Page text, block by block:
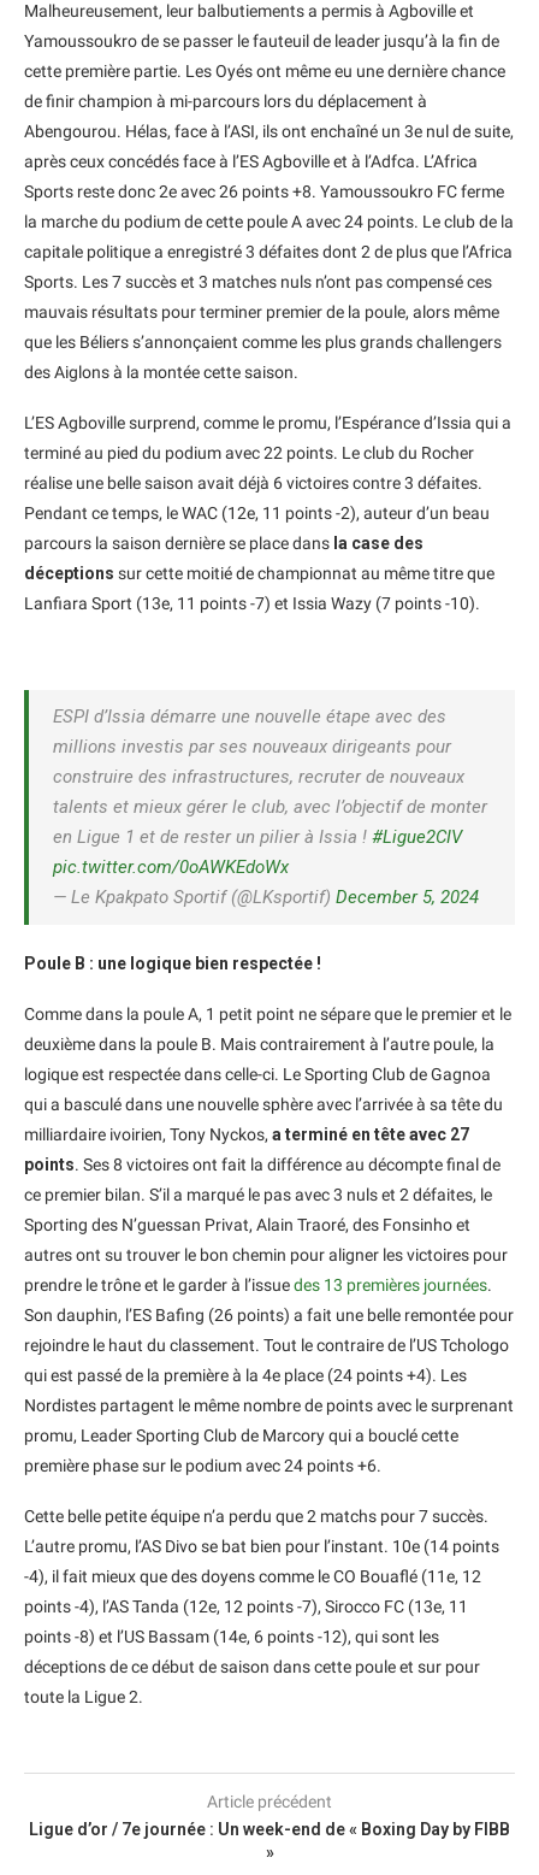
Malheureusement, leur balbutiements a permis à Agboville et
Yamoussoukro de se passer le fauteuil de leader jusqu’à la fin de
cette première partie. Les Oyés ont même eu une dernière chance
de finir champion à mi-parcours lors du déplacement à
Abengourou. Hélas, face à l’ASI, ils ont enchaîné un 3e nul de suite,
après ceux concédés face à l’ES Agboville et à l’Adfca. L’Africa
Sports reste donc 2e avec 26 points +8. Yamoussoukro FC ferme
la marche du podium de cette poule A avec 24 points. Le club de la
capitale politique a enregistré 3 défaites dont 2 de plus que l’Africa
Sports. Les 7 succès et 3 matches nuls n’ont pas compensé ces
mauvais résultats pour terminer premier de la poule, alors même
que les Béliers s’annonçaient comme les plus grands challengers
des Aiglons à la montée cette saison.
L’ES Agboville surprend, comme le promu, l’Espérance d’Issia qui a
terminé au pied du podium avec 22 points. Le club du Rocher
réalise une belle saison avait déjà 6 victoires contre 3 défaites.
Pendant ce temps, le WAC (12e, 11 points -2), auteur d’un beau
parcours la saison dernière se place dans la case des
déceptions sur cette moitié de championnat au même titre que
Lanfiara Sport (13e, 11 points -7) et Issia Wazy (7 points -10).
ESPI d’Issia démarre une nouvelle étape avec des
millions investis par ses nouveaux dirigeants pour
construire des infrastructures, recruter de nouveaux
talents et mieux gérer le club, avec l’objectif de monter
en Ligue 1 et de rester un pilier à Issia ! #Ligue2CIV
pic.twitter.com/0oAWKEdoWx
— Le Kpakpato Sportif (@LKsportif) December 5, 2024
Poule B : une logique bien respectée !
Comme dans la poule A, 1 petit point ne sépare que le premier et le
deuxième dans la poule B. Mais contrairement à l’autre poule, la
logique est respectée dans celle-ci. Le Sporting Club de Gagnoa
qui a basculé dans une nouvelle sphère avec l’arrivée à sa tête du
milliardaire ivoirien, Tony Nyckos, a terminé en tête avec 27
points. Ses 8 victoires ont fait la différence au décompte final de
ce premier bilan. S’il a marqué le pas avec 3 nuls et 2 défaites, le
Sporting des N’guessan Privat, Alain Traoré, des Fonsinho et
autres ont su trouver le bon chemin pour aligner les victoires pour
prendre le trône et le garder à l’issuedes 13 premières journées.
Son dauphin, l’ES Bafing (26 points) a fait une belle remontée pour
rejoindre le haut du classement. Tout le contraire de l’US Tchologo
qui est passé de la première à la 4e place (24 points +4). Les
Nordistes partagent le même nombre de points avec le surprenant
promu, Leader Sporting Club de Marcory qui a bouclé cette
première phase sur le podium avec 24 points +6.
Cette belle petite équipe n’a perdu que 2 matchs pour 7 succès.
L’autre promu, l’AS Divo se bat bien pour l’instant. 10e (14 points
-4), il fait mieux que des doyens comme le CO Bouaflé (11e, 12
points -4), l’AS Tanda (12e, 12 points -7), Sirocco FC (13e, 11
points -8) et l’US Bassam (14e, 6 points -12), qui sont les
déceptions de ce début de saison dans cette poule et sur pour
toute la Ligue 2.
Article précédent
Ligue d’or / 7e journée : Un week-end de « Boxing Day by FIBB
»